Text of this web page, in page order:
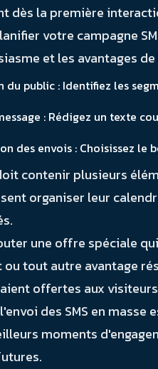
dès la première
votre campagne
et les avantages
du public : Identifiez les
: Rédigez un texte
des envois : Choisissez le
contenir plusieurs
organiser leur
une offre spéciale
ou tout autre avantage
offertes aux
des SMS en masse
moments